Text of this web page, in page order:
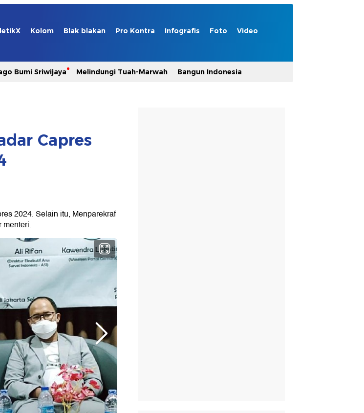
Kolom Blak blakan Pro Kontra Infografis Foto Video
Bumi Sriwijaya Melindungi Tuah-Marwah Bangun Indonesia
Capres
2024. Selain itu, Menparekraf